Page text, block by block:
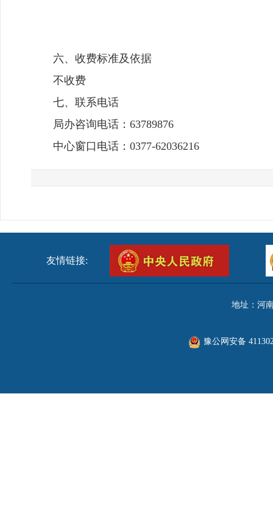
六、收费标准及依据
不收费
七、联系电话
局办咨询电话：63789876
中心窗口电话：0377-62036216
友情链接:
地址：河
豫公网安备